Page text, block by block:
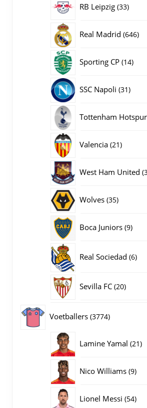
RB Leipzig 3333
Real Madrid 646646
Sporting CP 1414
SSC Napoli 3131
Tottenham Hotspur
Valencia 2121
West Ham United
Wolves 3535
Boca Juniors 99
Real Sociedad 66
Sevilla FC 2020
Voetballers 37743774
Lamine Yamal 2121
Nico Williams 99
Lionel Messi 5454